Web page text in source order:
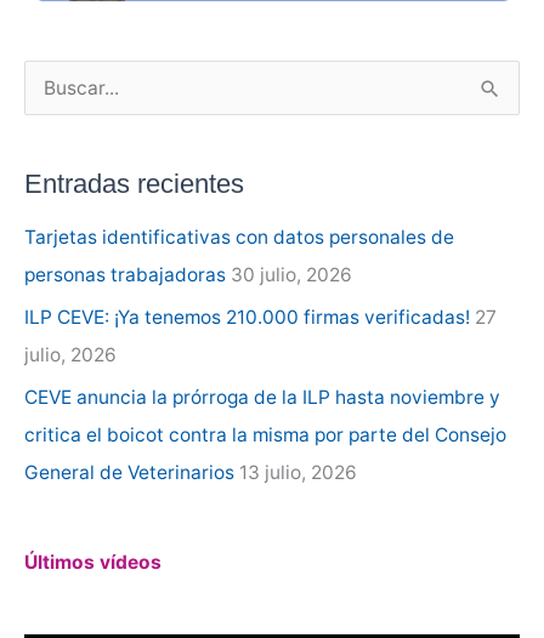
u
c
a
r
p
o
Entradas recientes
Tarjetas identificativas con datos personales de
personas trabajadoras 30 julio, 2026
ILP CEVE: ¡Ya tenemos 210.000 firmas verificadas! 27
julio, 2026
CEVE anuncia la prórroga de la ILP hasta noviembre y
critica el boicot contra la misma por parte del Consejo
General de Veterinarios 13 julio, 2026
Últimos vídeos